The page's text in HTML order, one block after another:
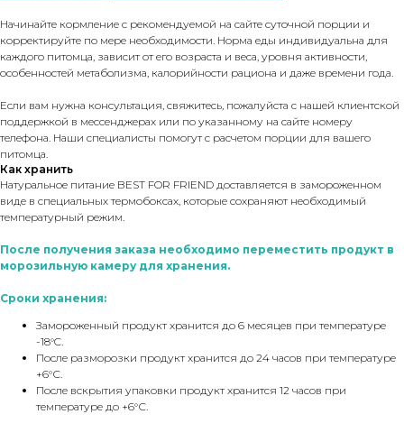
Начинайте кормление с рекомендуемой на сайте суточной порции и
корректируйте по мере необходимости. Норма еды индивидуальна для
каждого питомца, зависит от его возраста и веса, уровня активности,
особенностей метаболизма, калорийности рациона и даже времени года.
Если вам нужна консультация, свяжитесь, пожалуйста с нашей клиентской
поддержкой в мессенджерах или по указанному на сайте номеру
телефона. Наши специалисты помогут с расчетом порции для вашего
питомца.
Как хранить
Натуральное питание BEST FOR FRIEND доставляется в замороженном
виде в специальных термобоксах, которые сохраняют необходимый
температурный режим.
После получения заказа необходимо переместить продукт в
морозильную камеру для хранения.
Сроки хранения:
Замороженный продукт хранится до 6 месяцев при температуре
-18°C.
После разморозки продукт хранится до 24 часов при температуре
+6°С.
После вскрытия упаковки продукт хранится 12 часов при
температуре до +6°С.